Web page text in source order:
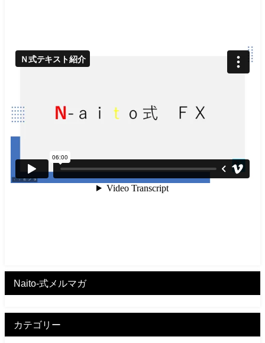
Naito-式メルマガ
カテゴリー